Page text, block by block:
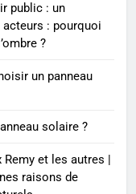
: où
juste ?
public : un
acteurs : pourquoi
?
un panneau
solaire ?
et les autres |
raisons de